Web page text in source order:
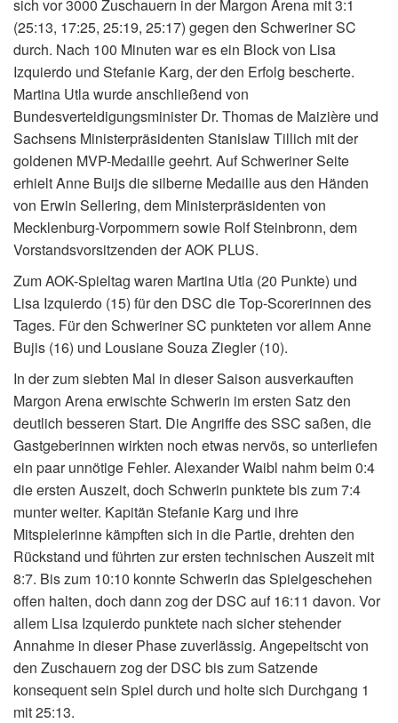
sich vor 3000 Zuschauern in der Margon Arena mit 3:1
(25:13, 17:25, 25:19, 25:17) gegen den Schweriner SC
durch. Nach 100 Minuten war es ein Block von Lisa
Izquierdo und Stefanie Karg, der den Erfolg bescherte.
Martina Utla wurde anschließend von
Bundesverteidigungsminister Dr. Thomas de Maizière und
Sachsens Ministerpräsidenten Stanislaw Tillich mit der
goldenen MVP-Medaille geehrt. Auf Schweriner Seite
erhielt Anne Buijs die silberne Medaille aus den Händen
von Erwin Sellering, dem Ministerpräsidenten von
Mecklenburg-Vorpommern sowie Rolf Steinbronn, dem
Vorstandsvorsitzenden der AOK PLUS.
Zum AOK-Spieltag waren Martina Utla (20 Punkte) und
Lisa Izquierdo (15) für den DSC die Top-Scorerinnen des
Tages. Für den Schweriner SC punkteten vor allem Anne
Bujis (16) und Lousiane Souza Ziegler (10).
In der zum siebten Mal in dieser Saison ausverkauften
Margon Arena erwischte Schwerin im ersten Satz den
deutlich besseren Start. Die Angriffe des SSC saßen, die
Gastgeberinnen wirkten noch etwas nervös, so unterliefen
ein paar unnötige Fehler. Alexander Waibl nahm beim 0:4
die ersten Auszeit, doch Schwerin punktete bis zum 7:4
munter weiter. Kapitän Stefanie Karg und ihre
Mitspielerinne kämpften sich in die Partie, drehten den
Rückstand und führten zur ersten technischen Auszeit mit
8:7. Bis zum 10:10 konnte Schwerin das Spielgeschehen
offen halten, doch dann zog der DSC auf 16:11 davon. Vor
allem Lisa Izquierdo punktete nach sicher stehender
Annahme in dieser Phase zuverlässig. Angepeitscht von
den Zuschauern zog der DSC bis zum Satzende
konsequent sein Spiel durch und holte sich Durchgang 1
mit 25:13.